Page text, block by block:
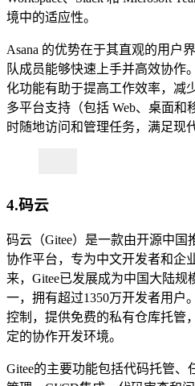
境中的适应性。
Asana 的优势在于其直观的用户
队成员能够快速上手并高效协作
化功能有助于提高工作效率，减
多平台支持（包括 Web、桌面和
时随地访问和管理任务，满足现
4.码云
码云（Gitee）是一款由开源中国
协作平台，专为中文开发者和企
来，Gitee已发展成为中国大陆
一，拥有超过1350万开发者用户
控制，提供免费的私有仓库托管
定的协作开发环境。
Gitee的主要功能包括代码托管、